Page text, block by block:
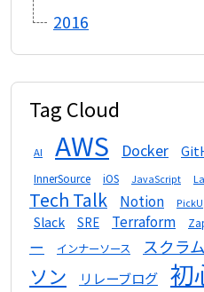
2016
Tag Cloud
AI AWS Docker
InnerSource iOS JavaScript
Tech Talk
Notion
Slack SRE Terraform
ー
インナーソース スクラム
ソン
リレーブログ 初